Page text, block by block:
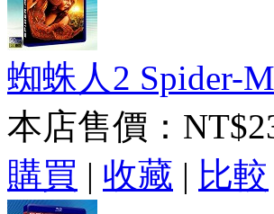
蜘蛛人2 Spider-
本店售價：
購買 | 收藏 | 比較